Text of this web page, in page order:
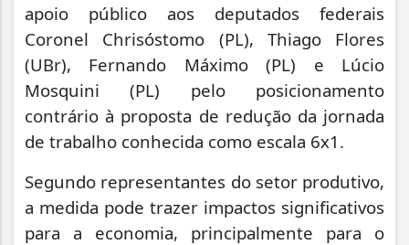
apoio público aos deputados federais
Coronel Chrisóstomo (PL), Thiago Flores
(UBr), Fernando Máximo (PL) e Lúcio
Mosquini (PL) pelo posicionamento
contrário à proposta de redução da jornada
de trabalho conhecida como escala 6x1.
Segundo representantes do setor produtivo,
a medida pode trazer impactos significativos
para a economia, principalmente para o